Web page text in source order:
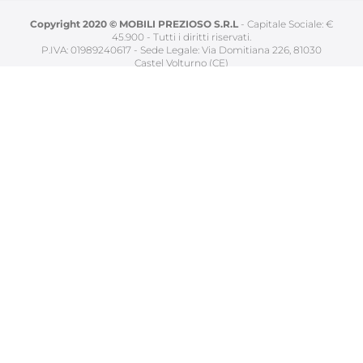
Copyright 2020 © MOBILI PREZIOSO S.R.L - Capitale Sociale: €
45.900 - Tutti i diritti riservati.
P.IVA: 01989240617 - Sede Legale: Via Domitiana 226, 81030
Castel Volturno (CE)